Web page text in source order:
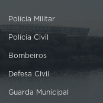
Polícia Militar
Polícia Civil
Bombeiros
Defesa Civil
Guarda Municipal